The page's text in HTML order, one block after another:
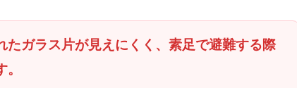
たガラス片が見えにくく、素足で避難する際